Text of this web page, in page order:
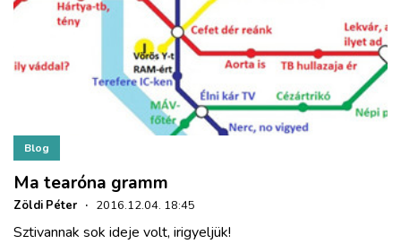
Blog
Ma tearóna gramm
Zöldi Péter · 2016.12.04. 18:45
Sztivannak sok ideje volt, irigyeljük!